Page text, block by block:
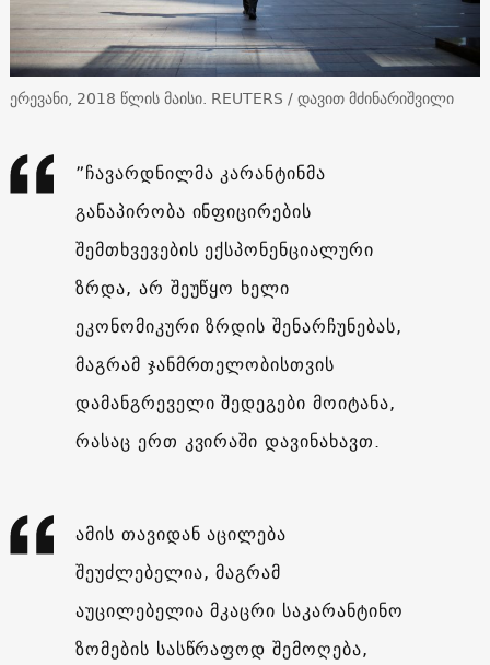
ერევანი, 2018 წლის მაისი. REUTERS / დავით მძინარიშვილი
”ჩავარდნილმა კარანტინმა
განაპირობა ინფიცირების
შემთხვევების ექსპონენციალური
ზრდა, არ შეუწყო ხელი
ეკონომიკური ზრდის შენარჩუნებას,
მაგრამ ჯანმრთელობისთვის
დამანგრეველი შედეგები მოიტანა,
რასაც ერთ კვირაში დავინახავთ.
ამის თავიდან აცილება
შეუძლებელია, მაგრამ
აუცილებელია მკაცრი საკარანტინო
ზომების სასწრაფოდ შემოღება,